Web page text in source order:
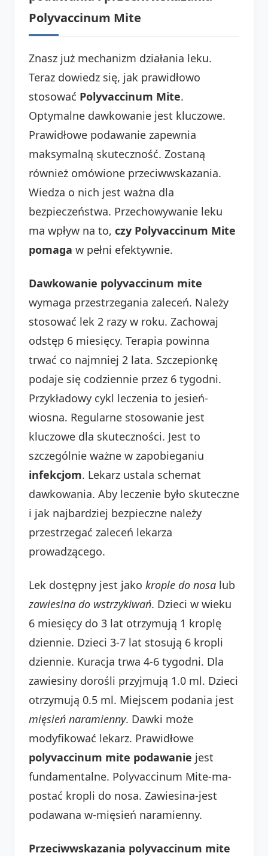
Polyvaccinum Mite
Znasz już mechanizm działania leku.
Teraz dowiedz się, jak prawidłowo
stosować Polyvaccinum Mite.
Optymalne dawkowanie jest kluczowe.
Prawidłowe podawanie zapewnia
maksymalną skuteczność. Zostaną
również omówione przeciwwskazania.
Wiedza o nich jest ważna dla
bezpieczeństwa. Przechowywanie leku
ma wpływ na to, czy Polyvaccinum Mite
pomaga w pełni efektywnie.
Dawkowanie polyvaccinum mite
wymaga przestrzegania zaleceń. Należy
stosować lek 2 razy w roku. Zachowaj
odstęp 6 miesięcy. Terapia powinna
trwać co najmniej 2 lata. Szczepionkę
podaje się codziennie przez 6 tygodni.
Przykładowy cykl leczenia to jesień-
wiosna. Regularne stosowanie jest
kluczowe dla skuteczności. Jest to
szczególnie ważne w zapobieganiu
infekcjom. Lekarz ustala schemat
dawkowania. Aby leczenie było skuteczne
i jak najbardziej bezpieczne należy
przestrzegać zaleceń lekarza
prowadzącego.
Lek dostępny jest jako krople do nosa lub
zawiesina do wstrzykiwań. Dzieci w wieku
6 miesięcy do 3 lat otrzymują 1 kroplę
dziennie. Dzieci 3-7 lat stosują 6 kropli
dziennie. Kuracja trwa 4-6 tygodni. Dla
zawiesiny dorośli przyjmują 1.0 ml. Dzieci
otrzymują 0.5 ml. Miejscem podania jest
mięsień naramienny. Dawki może
modyfikować lekarz. Prawidłowe
polyvaccinum mite podawanie jest
fundamentalne. Polyvaccinum Mite-ma-
postać kropli do nosa. Zawiesina-jest
podawana w-mięsień naramienny.
Przeciwwskazania polyvaccinum mite